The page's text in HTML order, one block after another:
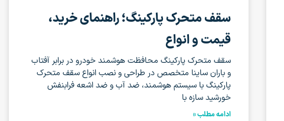
سقف متحرک پارکینگ؛ راهنمای خرید،
قیمت و انواع
سقف متحرک پارکینگ محافظت هوشمند خودرو در برابر آفتاب
و باران ساینا متخصص در طراحی و نصب انواع سقف متحرک
پارکینگ با سیستم هوشمند، ضد آب و ضد اشعه فرابنفش
خورشید سازه با
ادامه مطلب »